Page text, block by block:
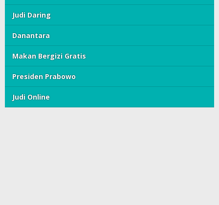
Judi Daring
Danantara
Makan Bergizi Gratis
Presiden Prabowo
Judi Online